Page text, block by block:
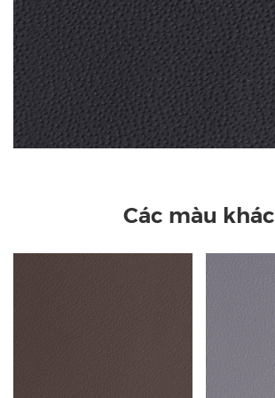
Các màu khác